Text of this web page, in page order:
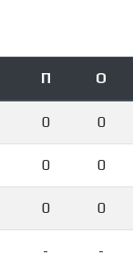
П О
0 0
0 0
0 0
- -